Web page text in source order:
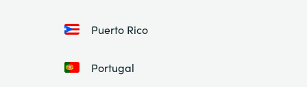
Puerto Rico
Portugal